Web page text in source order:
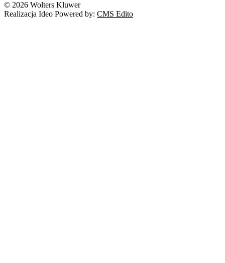
© 2026 Wolters Kluwer
Realizacja Ideo Powered by: CMS Edito